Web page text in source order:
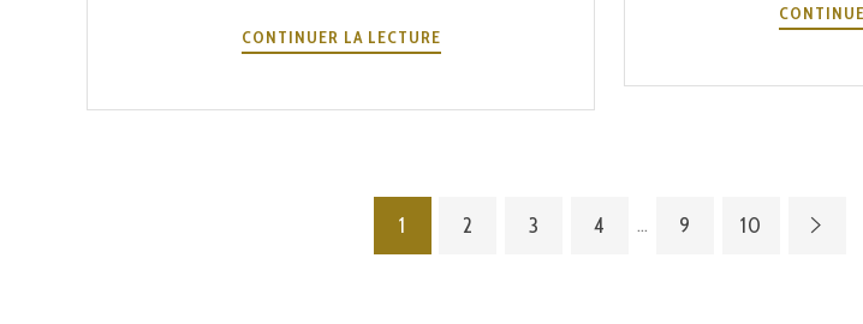
CONTINUER LA LECTURECOMMENT
CONQUIS
1 2 3 4 … 9 10